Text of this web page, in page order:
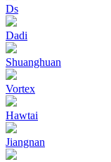
Ds
Dadi
Shuanghuan
Vortex
Hawtai
Jiangnan